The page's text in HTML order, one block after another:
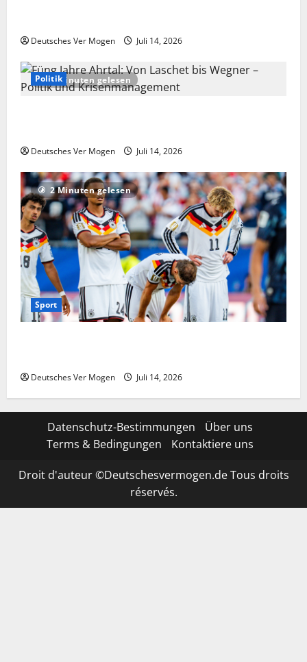
Deutsches Ver Mogen Juli 14, 2026
2 Minuten gelesen
Politik
Deutsches Ver Mogen Juli 14, 2026
2 Minuten gelesen
Sport
Deutsches Ver Mogen Juli 14, 2026
Datenschutz-Bestimmungen
Über uns
Terms & Bedingungen
Kontaktiere uns
Droit d'auteur ©Deutschesvermogen.de Tous droits
réservés.